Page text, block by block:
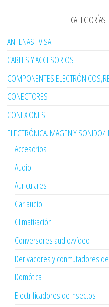
CATEGORÍAS
ANTENAS TV SAT
CABLES Y ACCESORIOS
COMPONENTES
CONECTORES
CONEXIONES
ELECTRÓNICA:IMAGEN Y SONIDO/
Accesorios
Audio
Auriculares
Car audio
Climatización
Conversores audio/vídeo
Derivadores y conmutadores
Domótica
Electrificadores de insectos